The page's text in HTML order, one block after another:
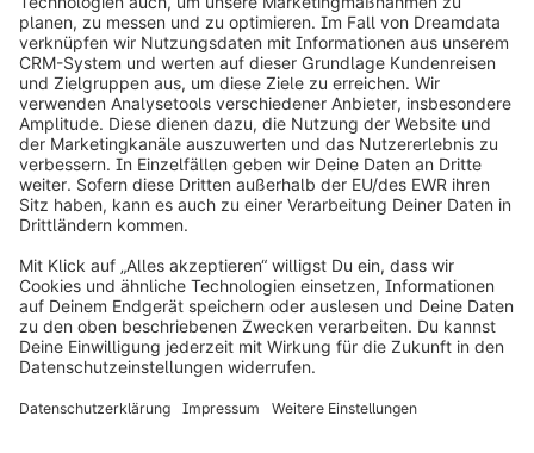
info@shopware.com
Produkt
Lösungen
Partner